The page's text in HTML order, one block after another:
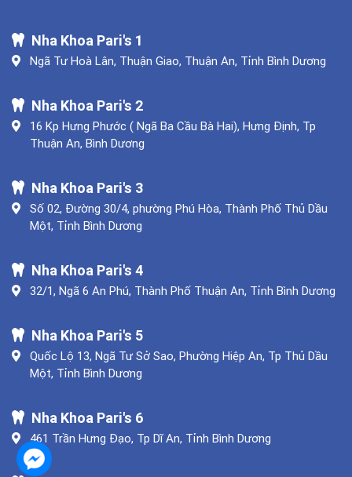
Nha Khoa Pari's 1
Ngã Tư Hoà Lân, Thuận Giao, Thuận An, Tỉnh Bình Dương
Nha Khoa Pari's 2
16 Kp Hưng Phước ( Ngã Ba Cầu Bà Hai), Hưng Định, Tp
Thuận An, Bình Dương
Nha Khoa Pari's 3
Số 02, Đường 30/4, phường Phú Hòa, Thành Phố Thủ Dầu
Một, Tỉnh Bình Dương
Nha Khoa Pari's 4
32/1, Ngã 6 An Phú, Thành Phố Thuận An, Tỉnh Bình Dương
Nha Khoa Pari's 5
Quốc Lộ 13, Ngã Tư Sở Sao, Phường Hiệp An, Tp Thủ Dầu
Một, Tỉnh Bình Dương
Nha Khoa Pari's 6
461 Trần Hưng Đạo, Tp Dĩ An, Tỉnh Bình Dương